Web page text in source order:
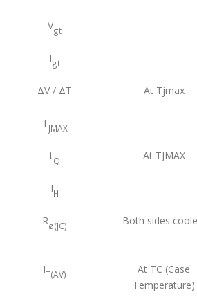
Vgt
Igt
ΔV / ΔT At Tjmax
TJMAX
tQ At TJMAX
IH
Rø(JC) Both sides
IT(AV)
At TC (Case
Temperature)